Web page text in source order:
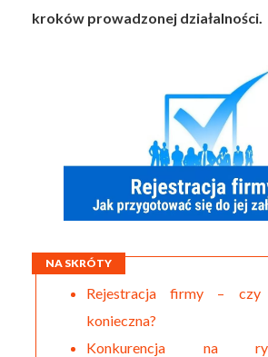
kroków prowadzonej działalności.
NA SKRÓTY
Rejestracja firmy – czy
konieczna?
Konkurencja na